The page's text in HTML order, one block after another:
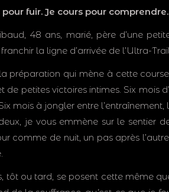
pour fuir. Je cours pour
48 ans, marié, père d’une
la ligne d’arrivée de l’Ultra-
préparation qui mène à cette
de petites victoires intimes. Six mois
mois à jongler entre
je vous emmène sur le sentier
comme de nuit, un pas après
tôt ou tard, se posent cette même